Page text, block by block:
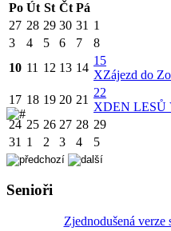
Po Út St Čt Pá
27 28 29 30 31 1
3
4 5 6 7 8
10 11 12 13 14
15
XZájezd do
17 18 19 20 21
22
XDEN LESŮ
24 25 26 27 28 29
31 1 2 3 4 5
Senioři
Zjednodušená verze